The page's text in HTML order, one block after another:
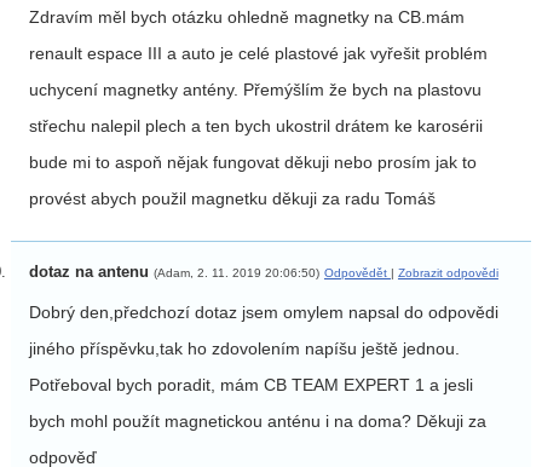
Zdravím měl bych otázku ohledně magnetky na CB.mám
renault espace III a auto je celé plastové jak vyřešit problém
uchycení magnetky antény. Přemýšlím že bych na plastovu
střechu nalepil plech a ten bych ukostril drátem ke karosérii
bude mi to aspoň nějak fungovat děkuji nebo prosím jak to
provést abych použil magnetku děkuji za radu Tomáš
dotaz na antenu (Adam, 2. 11. 2019 20:06:50) Odpovědět | Zobrazit odpovědi
Dobrý den,předchozí dotaz jsem omylem napsal do odpovědi
jiného příspěvku,tak ho zdovolením napíšu ještě jednou.
Potřeboval bych poradit, mám CB TEAM EXPERT 1 a jesli
bych mohl použít magnetickou anténu i na doma? Děkuji za
odpověď